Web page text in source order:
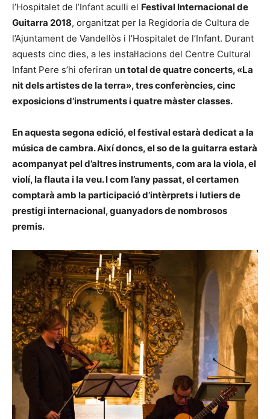
l’Hospitalet de l’Infant aculli el Festival Internacional de
Guitarra 2018, organitzat per la Regidoria de Cultura de
l’Ajuntament de Vandellòs i l’Hospitalet de l’Infant. Durant
aquests cinc dies, a les instal·lacions del Centre Cultural
Infant Pere s’hi oferiran un total de quatre concerts, «La
nit dels artistes de la terra», tres conferències, cinc
exposicions d’instruments i quatre màster classes.
En aquesta segona edició, el festival estarà dedicat a la
música de cambra. Així doncs, el so de la guitarra estarà
acompanyat pel d’altres instruments, com ara la viola, el
violí, la flauta i la veu. I com l’any passat, el certamen
comptarà amb la participació d’intèrprets i lutiers de
prestigi internacional, guanyadors de nombrosos
premis.